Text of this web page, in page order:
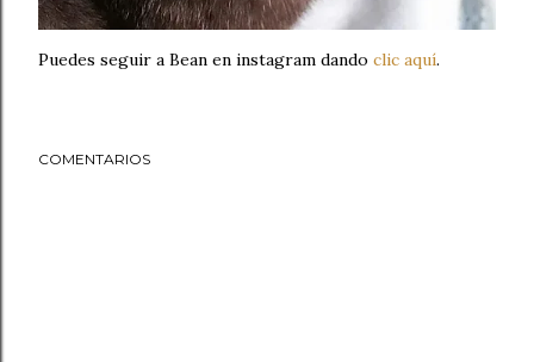
Puedes seguir a Bean en instagram dando clic aquí.
COMENTARIOS